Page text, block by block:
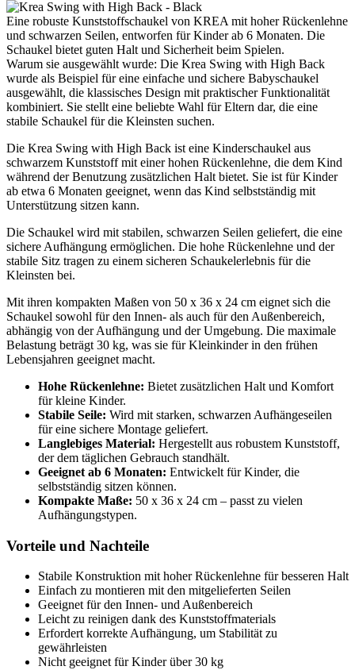
Eine robuste Kunststoffschaukel von KREA mit hoher Rückenlehne
und schwarzen Seilen, entworfen für Kinder ab 6 Monaten. Die
Schaukel bietet guten Halt und Sicherheit beim Spielen.
Warum sie ausgewählt wurde: Die Krea Swing with High Back
wurde als Beispiel für eine einfache und sichere Babyschaukel
ausgewählt, die klassisches Design mit praktischer Funktionalität
kombiniert. Sie stellt eine beliebte Wahl für Eltern dar, die eine
stabile Schaukel für die Kleinsten suchen.
Die Krea Swing with High Back ist eine Kinderschaukel aus
schwarzem Kunststoff mit einer hohen Rückenlehne, die dem Kind
während der Benutzung zusätzlichen Halt bietet. Sie ist für Kinder
ab etwa 6 Monaten geeignet, wenn das Kind selbstständig mit
Unterstützung sitzen kann.
Die Schaukel wird mit stabilen, schwarzen Seilen geliefert, die eine
sichere Aufhängung ermöglichen. Die hohe Rückenlehne und der
stabile Sitz tragen zu einem sicheren Schaukelerlebnis für die
Kleinsten bei.
Mit ihren kompakten Maßen von 50 x 36 x 24 cm eignet sich die
Schaukel sowohl für den Innen- als auch für den Außenbereich,
abhängig von der Aufhängung und der Umgebung. Die maximale
Belastung beträgt 30 kg, was sie für Kleinkinder in den frühen
Lebensjahren geeignet macht.
Hohe Rückenlehne: Bietet zusätzlichen Halt und Komfort
für kleine Kinder.
Stabile Seile: Wird mit starken, schwarzen Aufhängeseilen
für eine sichere Montage geliefert.
Langlebiges Material: Hergestellt aus robustem Kunststoff,
der dem täglichen Gebrauch standhält.
Geeignet ab 6 Monaten: Entwickelt für Kinder, die
selbstständig sitzen können.
Kompakte Maße: 50 x 36 x 24 cm – passt zu vielen
Aufhängungstypen.
Vorteile und Nachteile
Stabile Konstruktion mit hoher Rückenlehne für besseren Halt
Einfach zu montieren mit den mitgelieferten Seilen
Geeignet für den Innen- und Außenbereich
Leicht zu reinigen dank des Kunststoffmaterials
Erfordert korrekte Aufhängung, um Stabilität zu
gewährleisten
Nicht geeignet für Kinder über 30 kg